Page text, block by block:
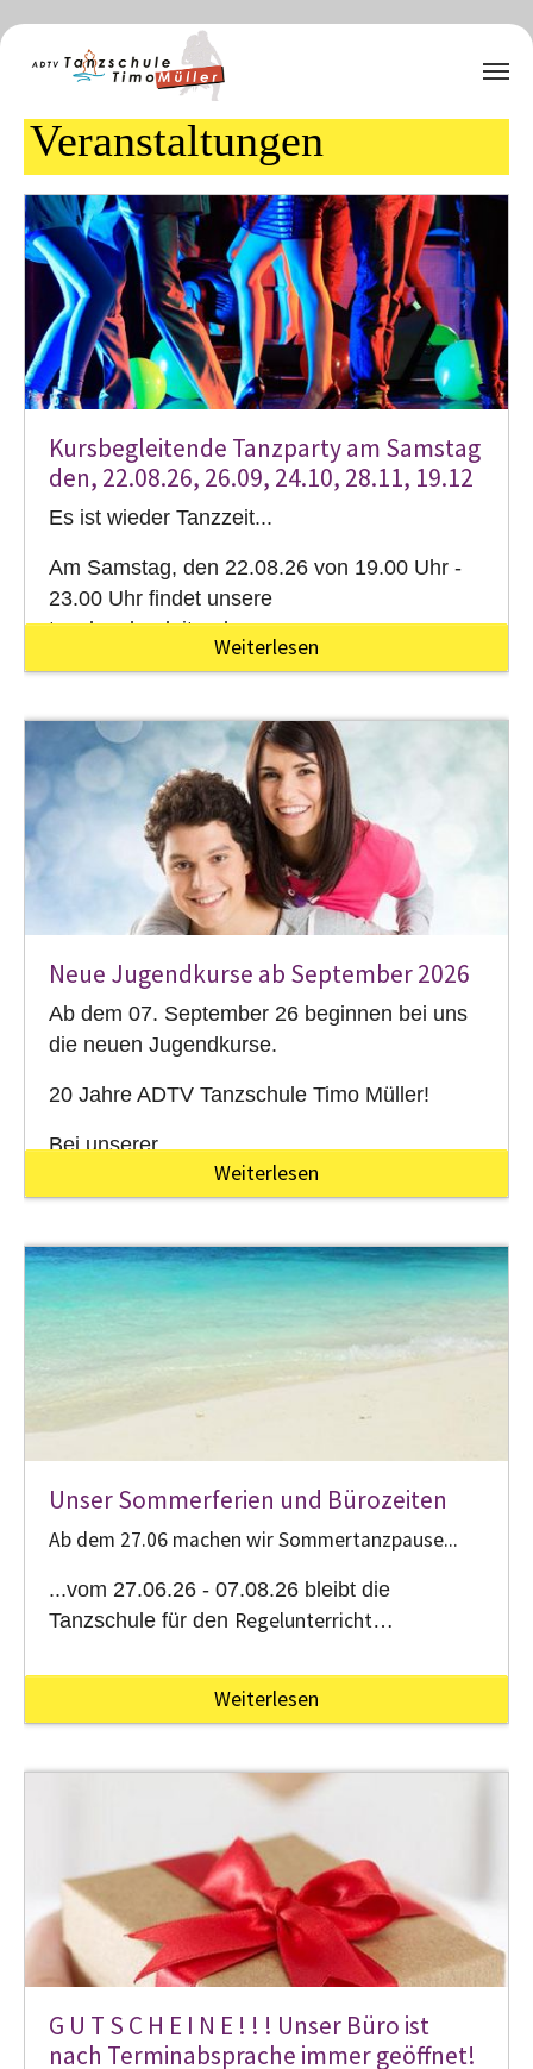
Zum Hauptinhalt springen
Veranstaltungen
Kursbegleitende Tanzparty am Samstag
den, 22.08.26, 26.09, 24.10, 28.11, 19.12
Es ist wieder Tanzzeit...
Am Samstag, den 22.08.26 von 19.00 Uhr -
23.00 Uhr findet unsere
tanzkursbegleitende…
Weiterlesen
Neue Jugendkurse ab September 2026
Ab dem 07. September 26 beginnen bei uns
die neuen Jugendkurse.
20 Jahre ADTV Tanzschule Timo Müller!
Bei unserer…
Weiterlesen
Unser Sommerferien und Bürozeiten
Ab dem 27.06 machen wir Sommertanzpause...
...vom 27.06.26 - 07.08.26 bleibt die
Tanzschule für den Regelunterricht…
Weiterlesen
G U T S C H E I N E ! ! ! Unser Büro ist
nach Terminabsprache immer geöffnet!